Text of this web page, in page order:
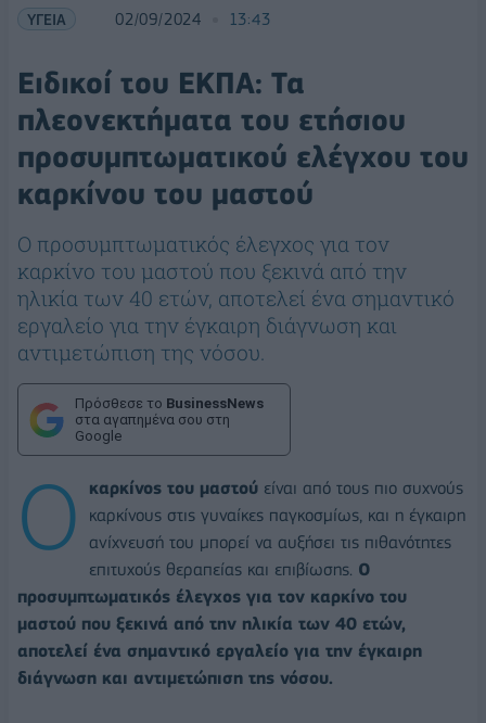
ΥΓΕΙΑ 02/09/2024 13:43
Ειδικοί του ΕΚΠΑ: Τα
πλεονεκτήματα του ετήσιου
προσυμπτωματικού ελέγχου του
καρκίνου του μαστού
Ο προσυμπτωματικός έλεγχος για τον
καρκίνο του μαστού που ξεκινά από την
ηλικία των 40 ετών, αποτελεί ένα σημαντικό
εργαλείο για την έγκαιρη διάγνωση και
αντιμετώπιση της νόσου.
Πρόσθεσε το BusinessNews
στα αγαπημένα σου στη
Google
Ο καρκίνος του μαστού είναι από τους πιο συχνούς
καρκίνους στις γυναίκες παγκοσμίως, και η έγκαιρη
ανίχνευσή του μπορεί να αυξήσει τις πιθανότητες
επιτυχούς θεραπείας και επιβίωσης. Ο
προσυμπτωματικός έλεγχος για τον καρκίνο του
μαστού που ξεκινά από την ηλικία των 40 ετών,
αποτελεί ένα σημαντικό εργαλείο για την έγκαιρη
διάγνωση και αντιμετώπιση της νόσου.